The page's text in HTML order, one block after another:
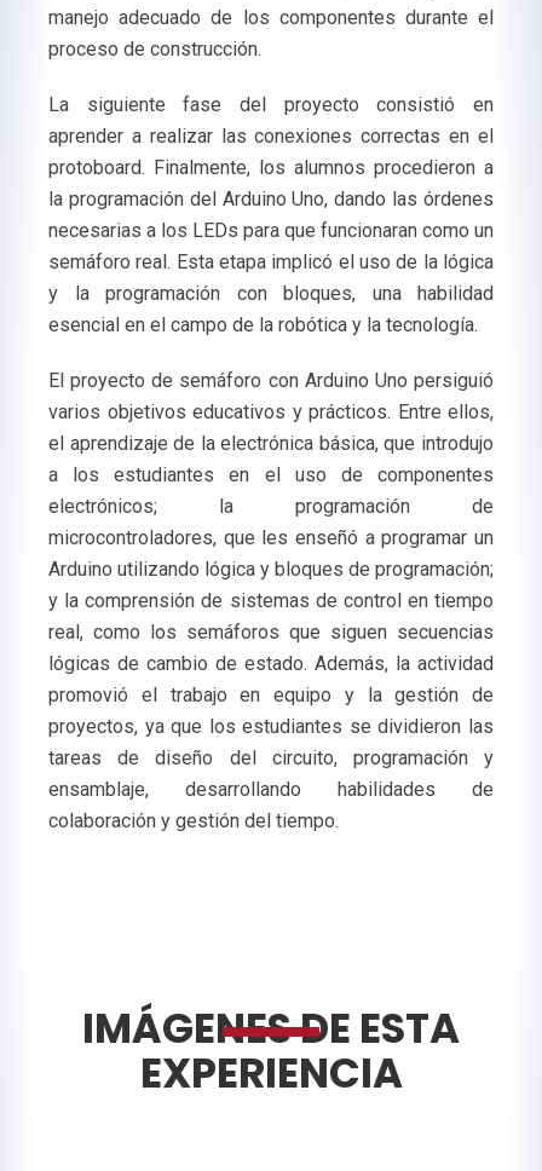
manejo adecuado de los componentes durante el
proceso de construcción.
La siguiente fase del proyecto consistió en
aprender a realizar las conexiones correctas en el
protoboard. Finalmente, los alumnos procedieron a
la programación del Arduino Uno, dando las órdenes
necesarias a los LEDs para que funcionaran como un
semáforo real. Esta etapa implicó el uso de la lógica
y la programación con bloques, una habilidad
esencial en el campo de la robótica y la tecnología.
El proyecto de semáforo con Arduino Uno persiguió
varios objetivos educativos y prácticos. Entre ellos,
el aprendizaje de la electrónica básica, que introdujo
a los estudiantes en el uso de componentes
electrónicos; la programación de
microcontroladores, que les enseñó a programar un
Arduino utilizando lógica y bloques de programación;
y la comprensión de sistemas de control en tiempo
real, como los semáforos que siguen secuencias
lógicas de cambio de estado. Además, la actividad
promovió el trabajo en equipo y la gestión de
proyectos, ya que los estudiantes se dividieron las
tareas de diseño del circuito, programación y
ensamblaje, desarrollando habilidades de
colaboración y gestión del tiempo.
IMÁGENES DE ESTA
EXPERIENCIA